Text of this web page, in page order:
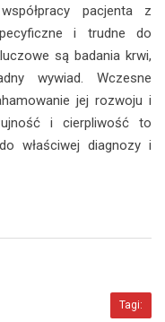
pacjenta z
i trudne do
są badania krwi,
wywiad. Wczesne
jej rozwoju i
i cierpliwość to
właściwej diagnozy i
Tagi: